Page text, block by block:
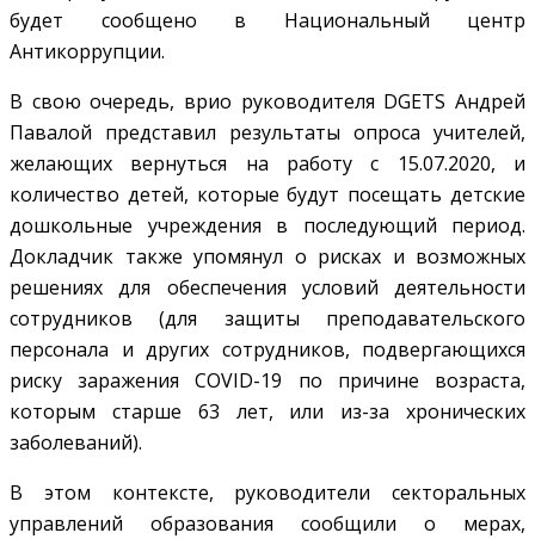
будет сообщено в Национальный центр
Антикоррупции.
В свою очередь, врио руководителя DGETS Андрей
Павалой представил результаты опроса учителей,
желающих вернуться на работу с 15.07.2020, и
количество детей, которые будут посещать детские
дошкольные учреждения в последующий период.
Докладчик также упомянул о рисках и возможных
решениях для обеспечения условий деятельности
сотрудников (для защиты преподавательского
персонала и других сотрудников, подвергающихся
риску заражения COVID-19 по причине возраста,
которым старше 63 лет, или из-за хронических
заболеваний).
В этом контексте, руководители секторальных
управлений образования сообщили о мерах,